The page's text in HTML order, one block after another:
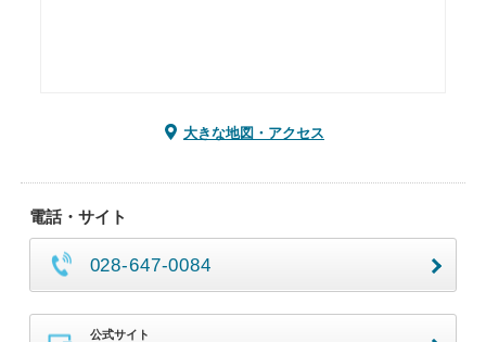
大きな地図・アクセス
電話・サイト
028-647-0084
公式サイト